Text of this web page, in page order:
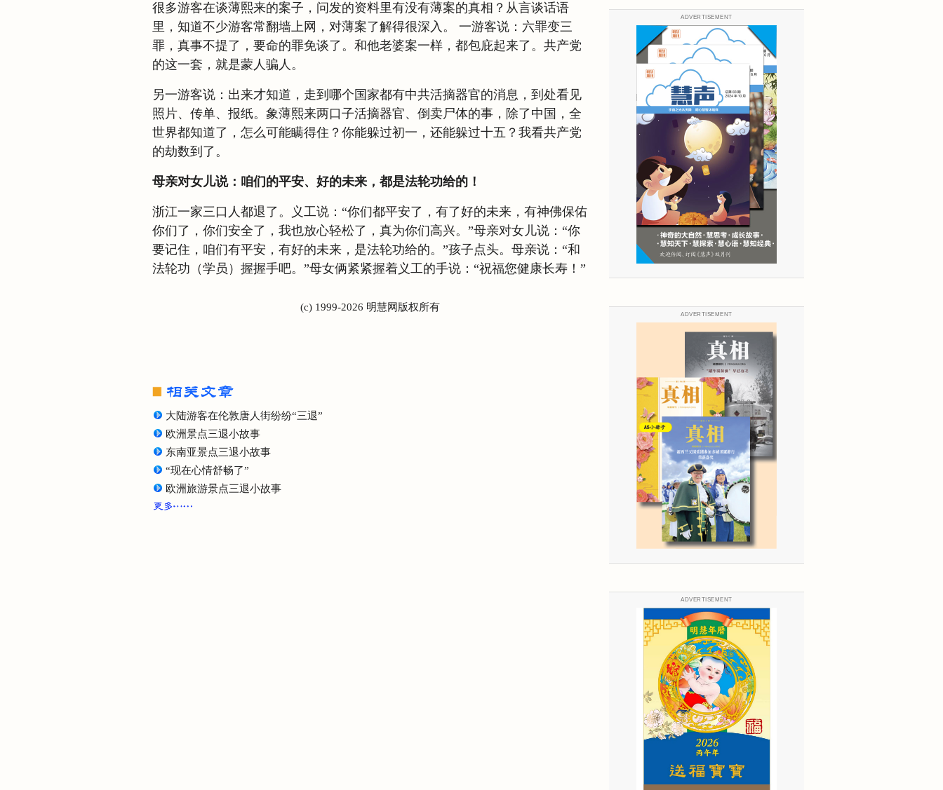
很多游客在谈薄熙来的案子，问发的资料里有没有薄案的真相？从言谈话语
里，知道不少游客常翻墙上网，对薄案了解得很深入。 一游客说：六罪变三
罪，真事不提了，要命的罪免谈了。和他老婆案一样，都包庇起来了。共产党
的这一套，就是蒙人骗人。
另一游客说：出来才知道，走到哪个国家都有中共活摘器官的消息，到处看见
照片、传单、报纸。象薄熙来两口子活摘器官、倒卖尸体的事，除了中国，全
世界都知道了，怎么可能瞒得住？你能躲过初一，还能躲过十五？我看共产党
的劫数到了。
母亲对女儿说：咱们的平安、好的未来，都是法轮功给的！
浙江一家三口人都退了。义工说：“你们都平安了，有了好的未来，有神佛保佑
你们了，你们安全了，我也放心轻松了，真为你们高兴。”母亲对女儿说：“你
要记住，咱们有平安，有好的未来，是法轮功给的。”孩子点头。母亲说：“和
法轮功（学员）握握手吧。”母女俩紧紧握着义工的手说：“祝福您健康长寿！”
(c) 1999-2026 明慧网版权所有
大陆游客在伦敦唐人街纷纷“三退”
欧洲景点三退小故事
东南亚景点三退小故事
“现在心情舒畅了”
欧洲旅游景点三退小故事
ADVERTISEMENT
ADVERTISEMENT
ADVERTISEMENT